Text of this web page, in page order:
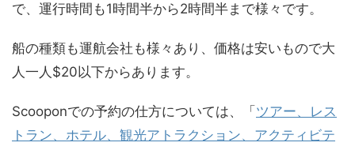
で、運行時間も1時間半から2時間半まで様々です。
船の種類も運航会社も様々あり、価格は安いもので大
人一人$20以下からあります。
Scooponでの予約の仕方については、「 ツアー、レス
トラン、ホテル、観光アトラクション、アクティビテ